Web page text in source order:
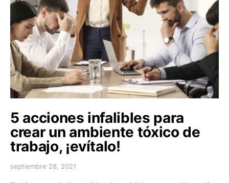
5 acciones infalibles para
crear un ambiente tóxico de
trabajo, ¡evítalo!
septiembre 28, 2021